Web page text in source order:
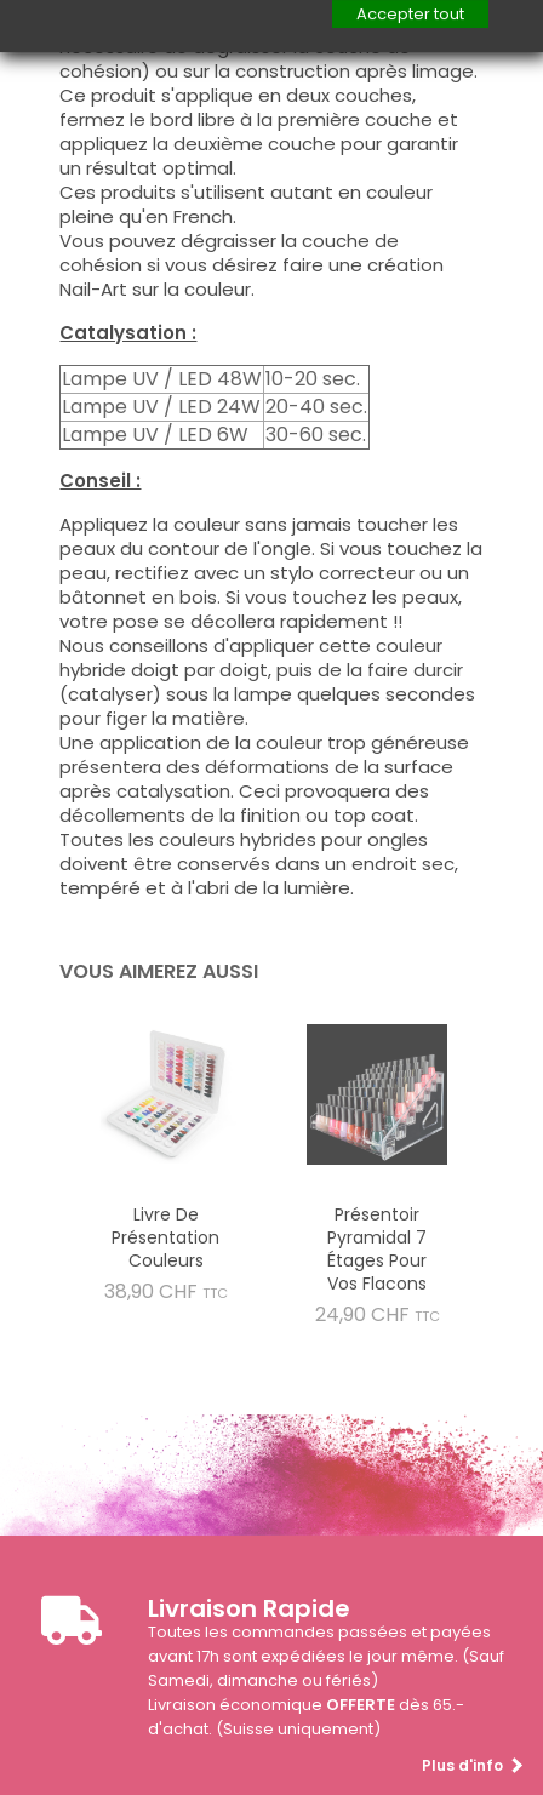
manière fine, sur la base (il n'est pas
nécessaire de dégraisser la couche de
cohésion) ou sur la construction après limage.
Ce produit s'applique en deux couches,
fermez le bord libre à la première couche et
appliquez la deuxième couche pour garantir
un résultat optimal.
Ces produits s'utilisent autant en couleur
pleine qu'en French.
Vous pouvez dégraisser la couche de
cohésion si vous désirez faire une création
Nail-Art sur la couleur.
Catalysation :
Lampe UV / LED 48W10-20 sec.
Lampe UV / LED 24W 20-40 sec.
Lampe UV / LED 6W
30-60 sec.
Conseil :
Appliquez la couleur sans jamais toucher les
peaux du contour de l'ongle. Si vous touchez la
peau, rectifiez avec un stylo correcteur ou un
bâtonnet en bois. Si vous touchez les peaux,
votre pose se décollera rapidement !!
Nous conseillons d'appliquer cette couleur
hybride doigt par doigt, puis de la faire durcir
(catalyser) sous la lampe quelques secondes
pour figer la matière.
Une application de la couleur trop généreuse
présentera des déformations de la surface
après catalysation. Ceci provoquera des
décollements de la finition ou top coat.
Toutes les couleurs hybrides pour ongles
doivent être conservés dans un endroit sec,
tempéré et à l'abri de la lumière.
VOUS AIMEREZ AUSSI
Livre De
Présentation
Couleurs
38,90 CHF Prix
TTC
Présentoir
Pyramidal 7
Étages Pour
Vos Flacons
24,90 CHF Prix
TTC
Livraison Rapide
Toutes les commandes passées et payées
avant 17h sont expédiées le jour même. (Sauf
Samedi, dimanche ou fériés)
Livraison économique OFFERTEdès 65.-
d'achat. (Suisse uniquement)
Plus d'info
Accepter tout